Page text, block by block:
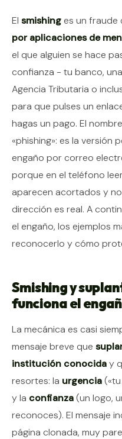
Contenido del
El smishing es un fraude
por aplicaciones de
el que alguien se hace
confianza - tu banco,
Agencia Tributaria o
para que pulses un
hagas un pago. El
«phishing»: es la versión
engaño por correo
porque en el teléfono
aparecen acortados y
dirección es real. A
el engaño, los ejemplos
reconocerlo y cómo
Smishing y
funciona el
La mecánica es casi
mensaje breve que
institución conociday
resortes: la urgencia
y la confianza(un logo,
reconoces). El mensaje
página clonada, muy